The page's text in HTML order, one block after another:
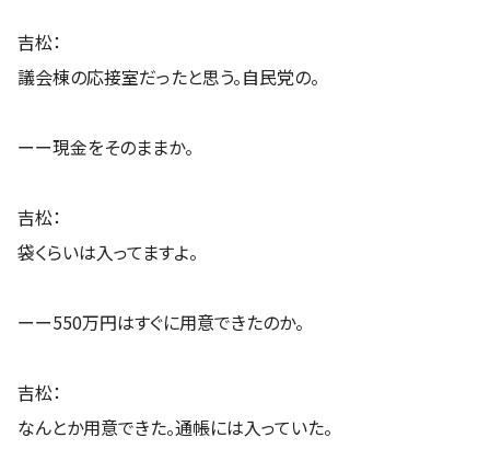
吉松：
議会棟の応接室だったと思う。自民党の。
ーー現金をそのままか。
吉松：
袋くらいは入ってますよ。
ーー550万円はすぐに用意できたのか。
吉松：
なんとか用意できた。通帳には入っていた。